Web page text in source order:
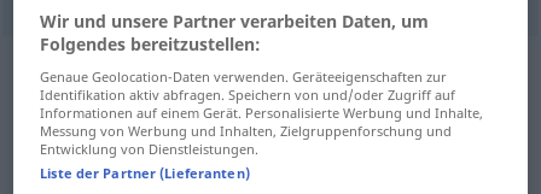
Beispielsätze aus externen Quellen
für "Zusicherung"
(nicht von der Langenscheidt Redaktion
geprüft)
Wir und unsere Partner verarbeiten Daten, um
Folgendes bereitzustellen:
Genaue Geolocation-Daten verwenden. Geräteeigenschaften zur
Identifikation aktiv abfragen. Speichern von und/oder Zugriff auf
Informationen auf einem Gerät. Personalisierte Werbung und Inhalte,
Messung von Werbung und Inhalten, Zielgruppenforschung und
Entwicklung von Dienstleistungen.
Liste der Partner (Lieferanten)